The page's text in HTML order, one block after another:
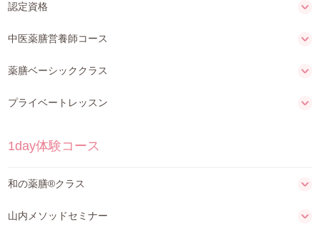
認定資格
中医薬膳営養師コース
薬膳ベーシッククラス
プライベートレッスン
1day体験コース
和の薬膳®クラス
山内メソッドセミナー